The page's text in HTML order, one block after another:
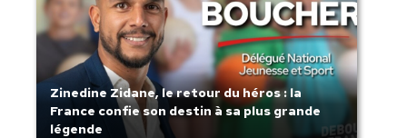
Zinedine Zidane, le retour du héros : la
France confie son destin à sa plus grande
légende